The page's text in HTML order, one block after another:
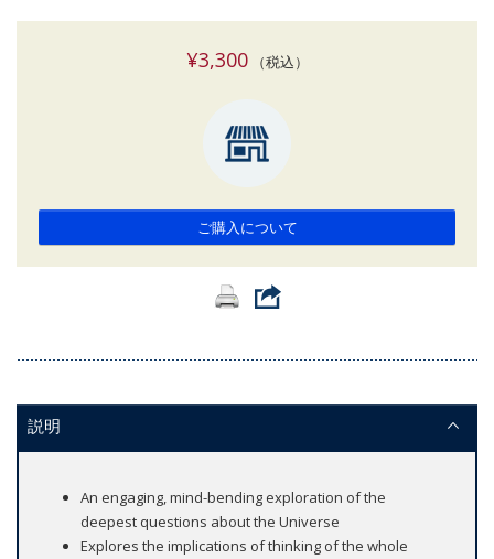
¥3,300（税込）
ご購入について
説明
An engaging, mind-bending exploration of the
deepest questions about the Universe
Explores the implications of thinking of the whole